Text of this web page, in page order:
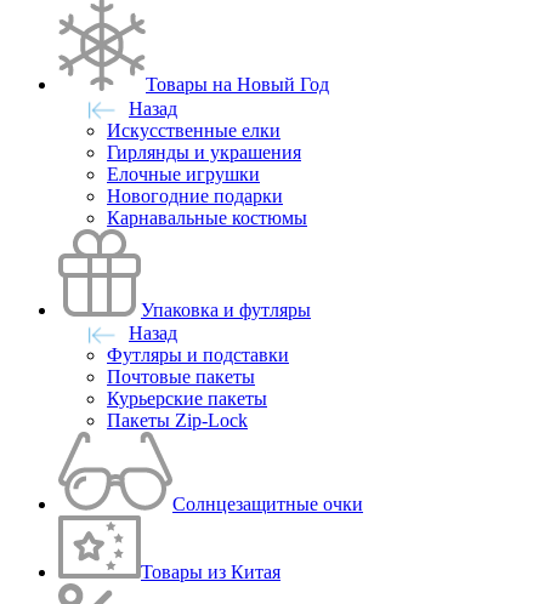
Товары на Новый Год
Назад
Искусственные елки
Гирлянды и украшения
Елочные игрушки
Новогодние подарки
Карнавальные костюмы
Упаковка и футляры
Назад
Футляры и подставки
Почтовые пакеты
Курьерские пакеты
Пакеты Zip-Lock
Солнцезащитные очки
Товары из Китая